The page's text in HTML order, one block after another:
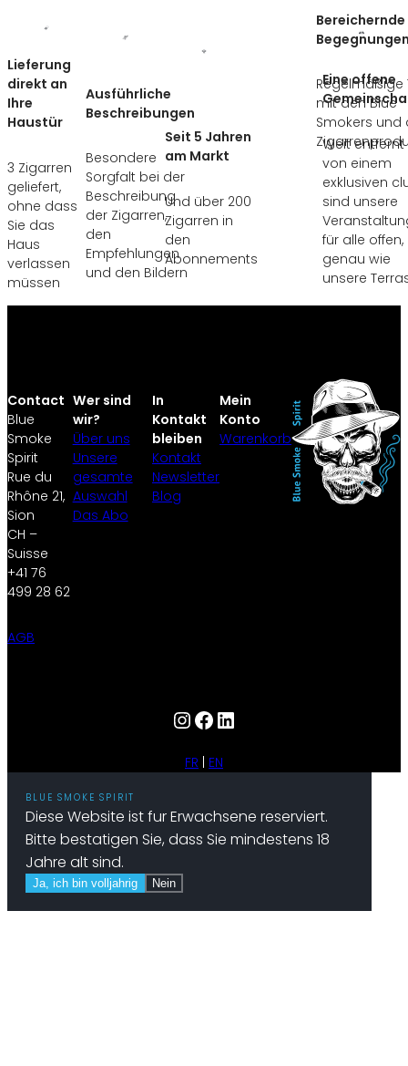
Lieferung
direkt an
Ihre
Haustür
3 Zigarren
geliefert,
ohne dass
Sie das
Haus
verlassen
müssen
Ausführliche
Beschreibungen
Besondere
Sorgfalt bei der
Beschreibung
der Zigarren,
den
Empfehlungen
und den Bildern
Seit 5 Jahren
am Markt
Und über 200
Zigarren in
den
Abonnements
Bereichernde
Regelmäßige
mit den Blue
Smokers und
Eine offene
Weit entfernt
von einem
exklusiven
sind unsere
für alle offen,
genau wie
unsere
Contact
Blue
Smoke
Spirit
Rue du
Rhône 21,
Sion
CH –
Suisse
+41 76
499 28 62
AGB
Wer sind
wir?
Über uns
Unsere
gesamte
Auswahl
Das Abo
In
Kontakt
bleiben
Kontakt
Newsletter
Blog
Mein
Konto
Warenkorb
Instagram
Facebook
LinkedIn
FR EN
BLUE SMOKE SPIRIT
Diese Website ist fur Erwachsene reserviert.
Bitte bestatigen Sie, dass Sie mindestens 18
Jahre alt sind.
Ja, ich bin volljahrig Nein